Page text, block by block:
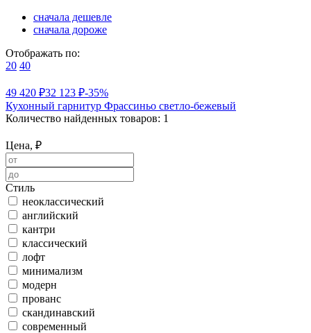
сначала дешевле
сначала дороже
Отображать по:
20 40
49 420 ₽32 123 ₽-35%
Кухонный гарнитур Фрассиньо светло-бежевый
Количество найденных товаров: 1
Цена, ₽
Стиль
неоклассический
английский
кантри
классический
лофт
минимализм
модерн
прованс
скандинавский
современный